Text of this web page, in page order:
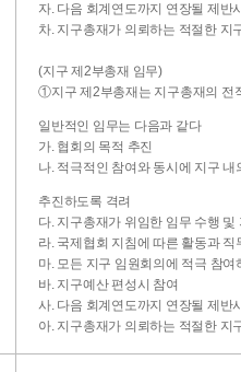
자. 다음 회계연도까지 연장될 제반
차. 지구총재가 의뢰하는 적절한 지
(지구 제2부총재 임무)
①지구 제2부총재는 지구총재의 전
일반적인 임무는 다음과 같다
가. 협회의 목적 추진
나. 적극적인 참여와 동시에 지구
추진하도록 격려
다. 지구총재가 위임한 임무 수행
라. 국제협회 지침에 따른 활동과 직
마. 모든 지구 임원회의에 적극 참
바. 지구예산 편성시 참여
사. 다음 회계연도까지 연장될 제반
아. 지구총재가 의뢰하는 적절한 지